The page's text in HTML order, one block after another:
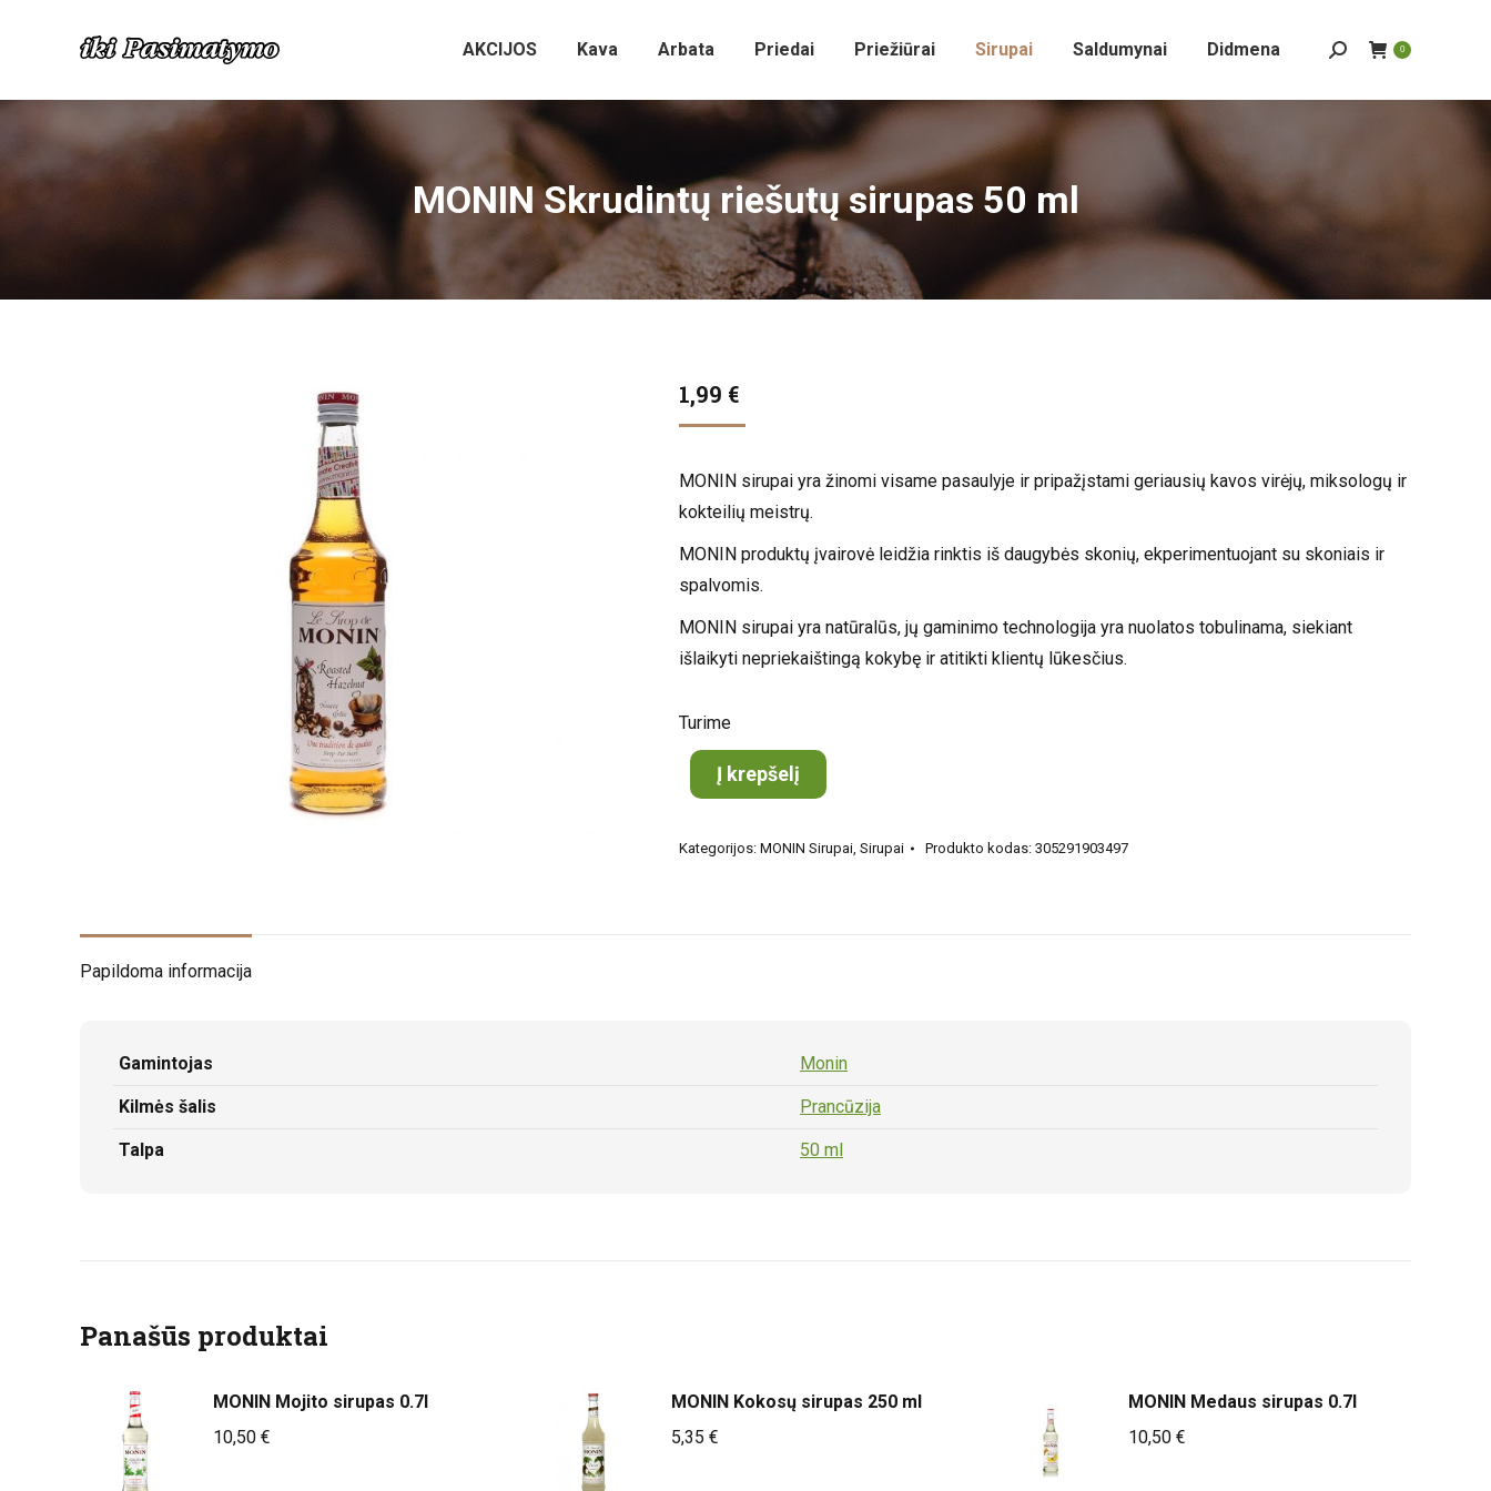
AKCIJOS Kava Arbata Priedai Priežiūrai Sirupai Saldumynai Didmena Search: 0
MONIN Skrudintų riešutų sirupas 50 ml
1,99 €
MONIN sirupai yra žinomi visame pasaulyje ir pripažįstami geriausių kavos virėjų, miksologų ir
kokteilių meistrų.
MONIN produktų įvairovė leidžia rinktis iš daugybės skonių, ekperimentuojant su skoniais ir
spalvomis.
MONIN sirupai yra natūralūs, jų gaminimo technologija yra nuolatos tobulinama, siekiant
išlaikyti nepriekaištingą kokybę ir atitikti klientų lūkesčius.
Turime
Į krepšelį
Kategorijos: MONIN Sirupai, Sirupai Produkto kodas: 305291903497
Papildoma informacija
Gamintojas Monin
Kilmės šalis Prancūzija
Talpa 50 ml
Panašūs produktai
MONIN Mojito sirupas 0.7l
10,50 €
MONIN Kokosų sirupas 250 ml
5,35 €
MONIN Medaus sirupas 0.7l
10,50 €